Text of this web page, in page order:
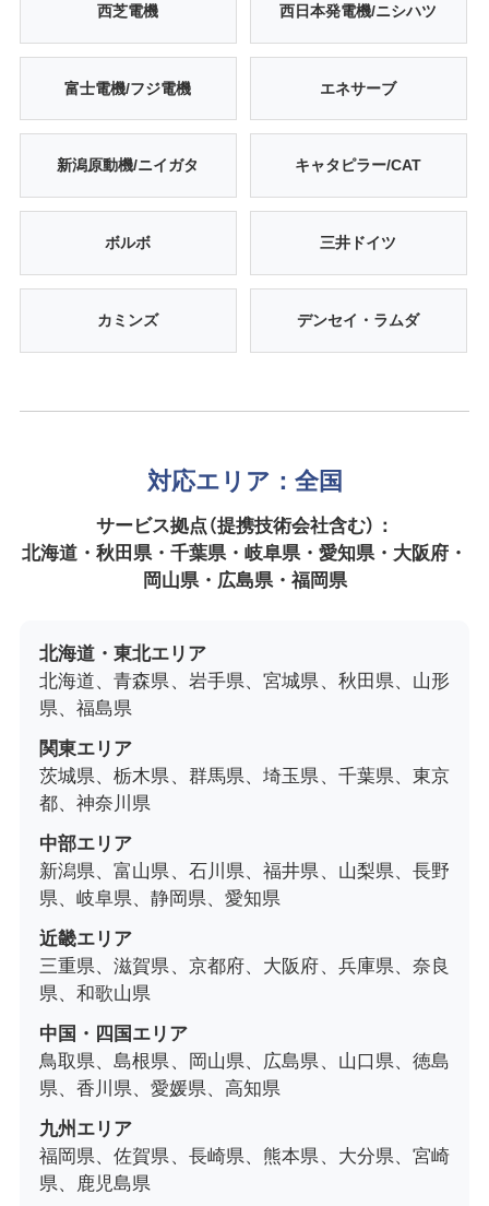
西芝電機 西日本発電機/ニシハツ
富士電機/フジ電機 エネサーブ
新潟原動機/ニイガタ キャタピラー/CAT
ボルボ 三井ドイツ
カミンズ デンセイ・ラムダ
対応エリア：全国
サービス拠点（提携技術会社含む）：
北海道・秋田県・千葉県・岐阜県・愛知県・大阪府・
岡山県・広島県・福岡県
北海道・東北エリア
北海道、青森県、岩手県、宮城県、秋田県、山形
県、福島県
関東エリア
茨城県、栃木県、群馬県、埼玉県、千葉県、東京
都、神奈川県
中部エリア
新潟県、富山県、石川県、福井県、山梨県、長野
県、岐阜県、静岡県、愛知県
近畿エリア
三重県、滋賀県、京都府、大阪府、兵庫県、奈良
県、和歌山県
中国・四国エリア
鳥取県、島根県、岡山県、広島県、山口県、徳島
県、香川県、愛媛県、高知県
九州エリア
福岡県、佐賀県、長崎県、熊本県、大分県、宮崎
県、鹿児島県